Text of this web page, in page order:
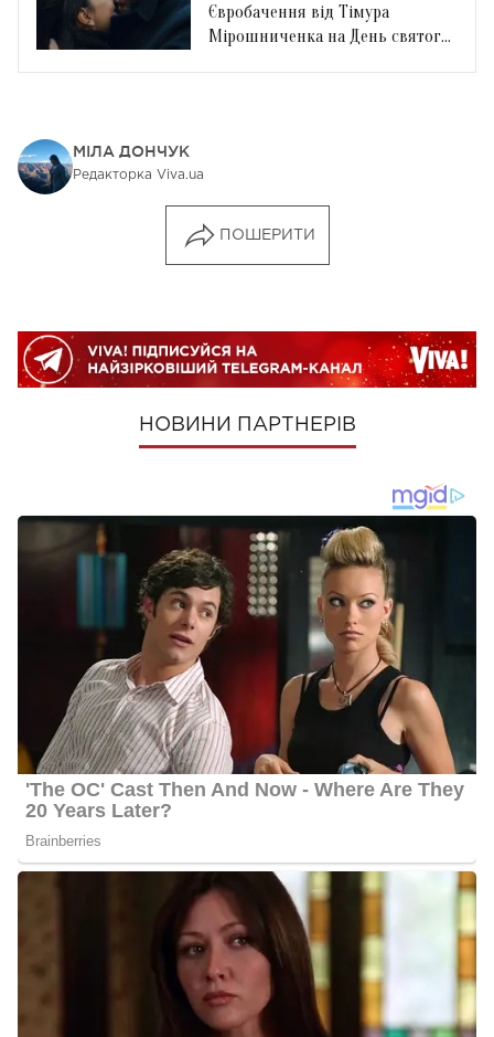
Євробачення від Тімура
Мірошниченка на День святого
МІЛА ДОНЧУК
Редакторка Viva.ua
ПОШЕРИТИ
НОВИНИ ПАРТНЕРІВ